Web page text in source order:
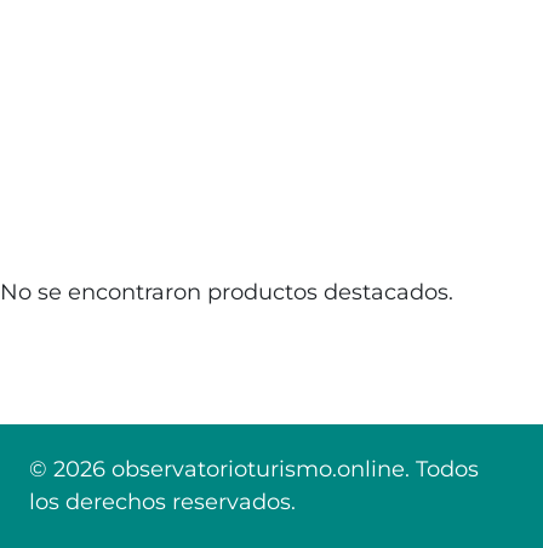
No se encontraron productos destacados.
© 2026 observatorioturismo.online. Todos
los derechos reservados.